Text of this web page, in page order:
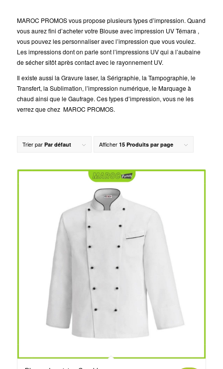
MAROC PROMOS vous propose plusieurs types d’impression. Quand
vous aurez fini d’acheter votre Blouse avec impression UV Témara ,
vous pouvez les personnaliser avec l’impression que vous voulez.
Les impressions dont on parle sont l’impressions UV qui a l’aubaine
de sécher sitôt après contact avec le rayonnement UV.
Il existe aussi la Gravure laser, la Sérigraphie, la Tampographie, le
Transfert, la Sublimation, l’impression numérique, le Marquage à
chaud ainsi que le Gaufrage. Ces types d’impression, vous ne les
verrez que chez MAROC PROMOS.
Trier par Par défaut Afficher 15 Produits par page